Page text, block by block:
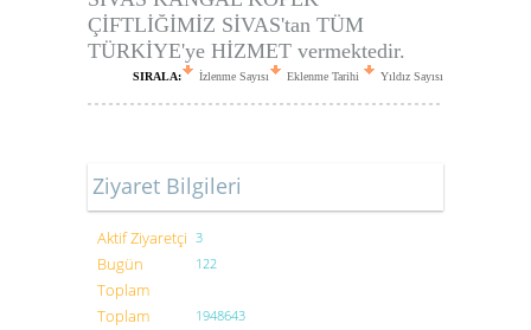
ÇİFTLİĞİMİZ SİVAS'tan TÜM
TÜRKİYE'ye HİZMET vermektedir.
SIRALA: İzlenme Sayısı Eklenme Tarihi Yıldız Sayısı
Ziyaret Bilgileri
Aktif Ziyaretçi 3
Bugün
Toplam
122
Toplam
1948643